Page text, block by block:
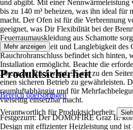
und abgibt. Mit einer Nennwärmeleistung
bis zu 140 m³ beheizen, was ihn ideal für
macht. Der Ofen ist für die Verbrennung
geeignet, was Dir Flexibilität bei der
Feuerraumauskleidung aus Schamotte
Hitzebeständigkeit und Langlebigkeit des
Rauchrohranschluss befindet sich hinten,
Installation ermöglicht. Beachte die
30 cm zur Rückwand, 35 cm zu den
einen sicheren Betrieb zu gewährleisten.
raumluftabhängig und für
vielseitig einsetzbar macht.
Festgezurrt: Der DOMOFIRE Graz II.
Design mit effizienter Heizleistung und ist
Mehr anzeigen
Produktsicherheit
Bereich überspringen
Verantwortlich für Produktsicherheit: